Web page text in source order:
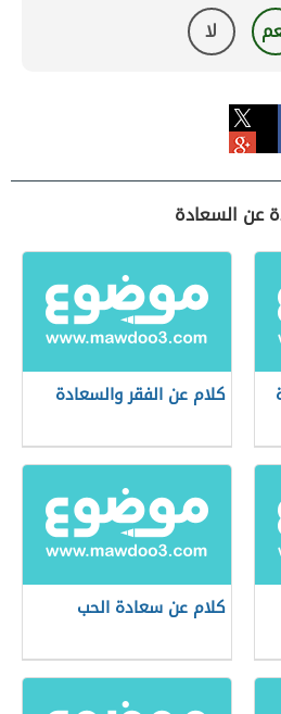
لا
عن السعادة
كلام عن الفقر والسعادة
كلام عن سعادة الحب